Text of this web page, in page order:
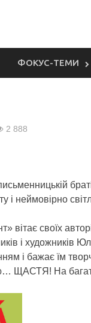
ФОКУС-ТЕМИ
2 888
і неймовірно
вітає своїх
і художників
і бажає їм
ЩАСТЯ! На